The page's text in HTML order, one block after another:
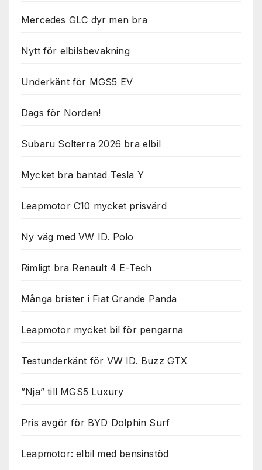
Mercedes GLC dyr men bra
Nytt för elbilsbevakning
Underkänt för MGS5 EV
Dags för Norden!
Subaru Solterra 2026 bra elbil
Mycket bra bantad Tesla Y
Leapmotor C10 mycket prisvärd
Ny väg med VW ID. Polo
Rimligt bra Renault 4 E-Tech
Många brister i Fiat Grande Panda
Leapmotor mycket bil för pengarna
Testunderkänt för VW ID. Buzz GTX
”Nja” till MGS5 Luxury
Pris avgör för BYD Dolphin Surf
Leapmotor: elbil med bensinstöd